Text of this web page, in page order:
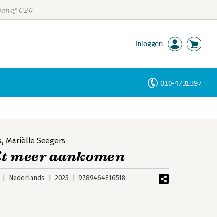
€20
Inloggen
010-4731397
, Mariëlle Seegers
meer aankomen
Nederlands 2023 9789464816518
Personen